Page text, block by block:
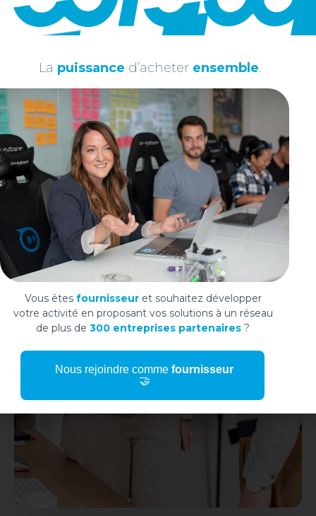
Top Management
La puissance d’acheter ensemble.
Vous êtes fournisseuret souhaitez développer
votre activité en proposant vos solutions à un réseau
de plus de300 entreprises partenaires ?
Nous rejoindre commefournisseur
🤝